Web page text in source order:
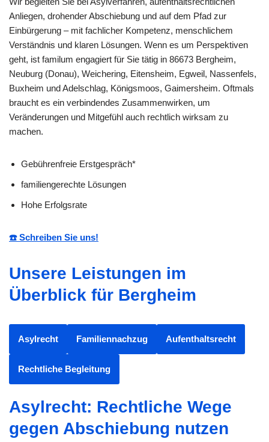
Anliegen, drohender Abschiebung und auf dem Pfad zur
Einbürgerung – mit fachlicher Kompetenz, menschlichem
Verständnis und klaren Lösungen. Wenn es um Perspektiven
geht, ist familum engagiert für Sie tätig in 86673 Bergheim,
Neuburg (Donau), Weichering, Eitensheim, Egweil, Nassenfels,
Buxheim und Adelschlag, Königsmoos, Gaimersheim. Oftmals
braucht es ein verbindendes Zusammenwirken, um
Veränderungen und Mitgefühl auch rechtlich wirksam zu
machen.
Gebührenfreie Erstgespräch*
familiengerechte Lösungen
Hohe Erfolgsrate
☎️ Schreiben Sie uns!
Unsere Leistungen im
Überblick für Bergheim
Asylrecht Familiennachzug Aufenthaltsrecht
Rechtliche Begleitung
Asylrecht: Rechtliche Wege
gegen Abschiebung nutzen